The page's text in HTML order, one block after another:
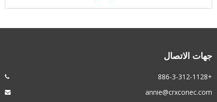
جهات الاتصال
+886-3-312-1128
annie@crxconec.com